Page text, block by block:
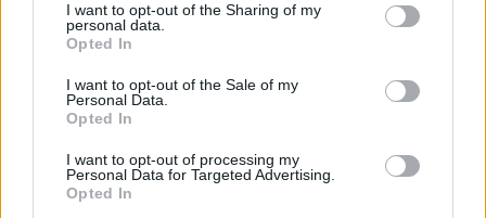
I want to opt-out of the Sharing of my
personal data.
Opted In
I want to opt-out of the Sale of my
Personal Data.
Opted In
I want to opt-out of processing my
Personal Data for Targeted Advertising.
Opted In
Juan Pablo Ramírez
Futbolista colombiano
Cumple 47 años (nació en 1978)
Pablo Guiñazú
Futbolista argentino
Hestrie Cloete